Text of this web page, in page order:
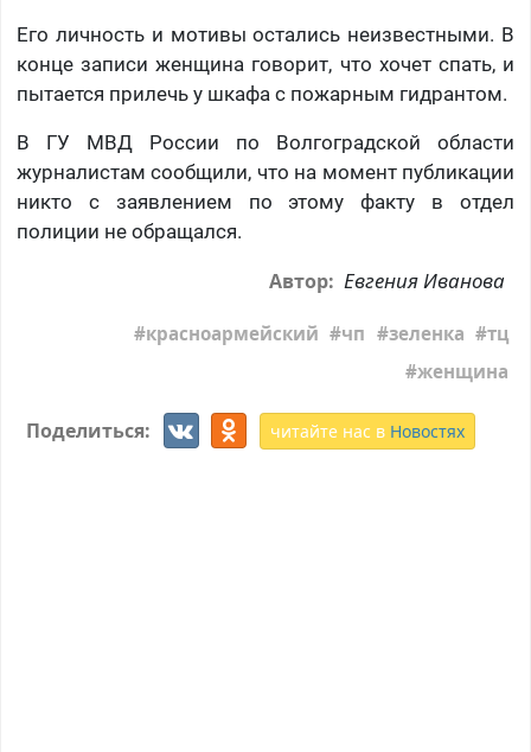
Его личность и мотивы остались неизвестными. В
конце записи женщина говорит, что хочет спать, и
пытается прилечь у шкафа с пожарным гидрантом.
В ГУ МВД России по Волгоградской области
журналистам сообщили, что на момент публикации
никто с заявлением по этому факту в отдел
полиции не обращался.
Автор: Евгения Иванова
красноармейский чп зеленка
тц
женщина
Поделиться: читайте нас в Новостях